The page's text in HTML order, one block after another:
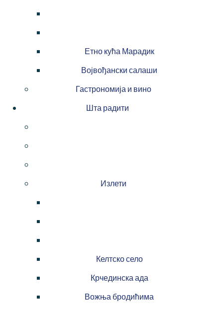
Етно кућа Марадик
Војвођански салаши
Гастрономија и вино
Шта радити
Излети
Келтско село
Крчединска ада
Вожња бродићима